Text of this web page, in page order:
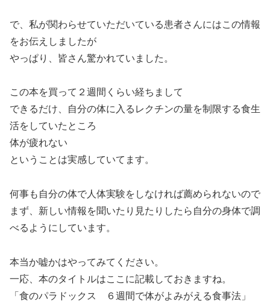
で、私が関わらせていただいている患者さんにはこの情報
をお伝えしましたが
やっぱり、皆さん驚かれていました。
この本を買って２週間くらい経ちまして
できるだけ、自分の体に入るレクチンの量を制限する食生
活をしていたところ
体が疲れない
ということは実感していてます。
何事も自分の体で人体実験をしなければ薦められないので
まず、新しい情報を聞いたり見たりしたら自分の身体で調
べるようにしています。
本当か嘘かはやってみてください。
一応、本のタイトルはここに記載しておきますね。
「食のパラドックス ６週間で体がよみがえる食事法」